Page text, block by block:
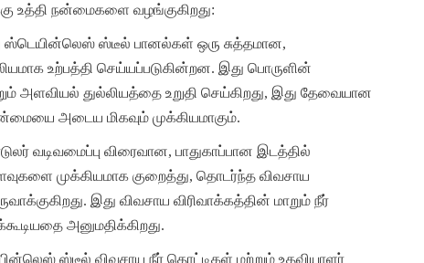
உத்தி நன்மைகளை வழங்குகிறது:
ஸ்டெயின்லெஸ் ஸ்டீல் பானல்கள் ஒரு சுத்தமான,
உற்பத்தி செய்யப்படுகின்றன. இது பொருளின்
அளவியல் துல்லியத்தை உறுதி செய்கிறது, இது தேவையான
அடைய மிகவும் முக்கியமாகும்.
வடிவமைப்பு விரைவான, பாதுகாப்பான இடத்தில்
முக்கியமாக குறைத்து, தொடர்ந்த விவசாய
இது விவசாய விரிவாக்கத்தின் மாறும் நீர்
அனுமதிக்கிறது.
ஸ்டீல் விவசாய நீர் தொட்டிகள் மற்றும் உதவியாளர்